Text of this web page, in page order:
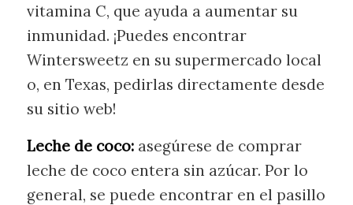
vitamina C, que ayuda a aumentar su
inmunidad. ¡Puedes encontrar
Wintersweetz en su supermercado local
o, en Texas, pedirlas directamente desde
su sitio web!
Leche de coco:asegúrese de comprar
leche de coco entera sin azúcar. Por lo
general, se puede encontrar en el pasillo